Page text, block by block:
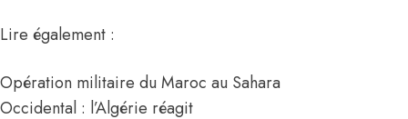
Lire également :
Opération militaire du Maroc au Sahara
Occidental : l’Algérie réagit